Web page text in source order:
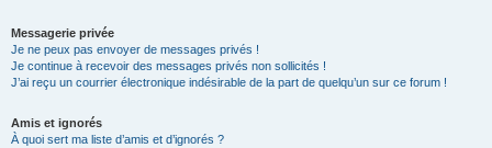
Messagerie privée
Je ne peux pas envoyer de messages privés !
Je continue à recevoir des messages privés non sollicités !
J’ai reçu un courrier électronique indésirable de la part de quelqu’un sur ce forum !
Amis et ignorés
À quoi sert ma liste d’amis et d’ignorés ?